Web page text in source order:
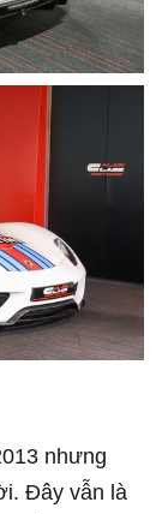
nhưng
Đây vẫn là